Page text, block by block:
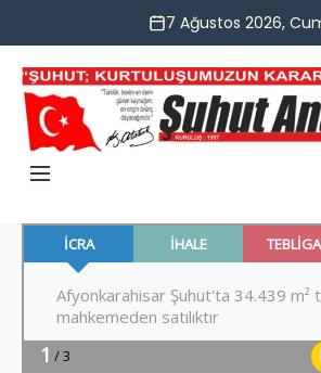
7 Ağustos 2026,